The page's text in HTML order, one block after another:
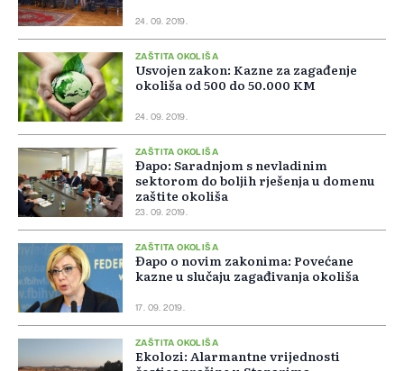
24. 09. 2019.
ZAŠTITA OKOLIŠA
Usvojen zakon: Kazne za zagađenje
okoliša od 500 do 50.000 KM
24. 09. 2019.
ZAŠTITA OKOLIŠA
Đapo: Saradnjom s nevladinim
sektorom do boljih rješenja u domenu
zaštite okoliša
23. 09. 2019.
ZAŠTITA OKOLIŠA
Đapo o novim zakonima: Povećane
kazne u slučaju zagađivanja okoliša
17. 09. 2019.
ZAŠTITA OKOLIŠA
Ekolozi: Alarmantne vrijednosti